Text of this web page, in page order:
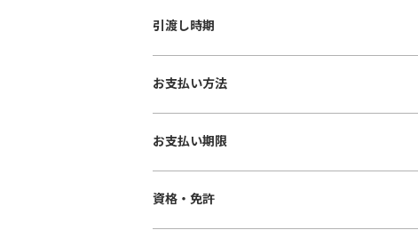
引渡し時期
お支払い方法
お支払い期限
資格・免許